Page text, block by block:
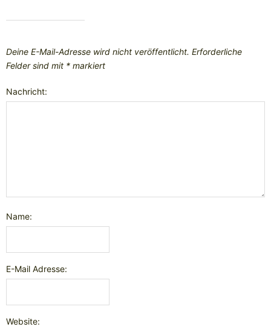
Deine E-Mail-Adresse wird nicht veröffentlicht. Erforderliche
Felder sind mit * markiert
Nachricht:
Name:
E-Mail Adresse:
Website: